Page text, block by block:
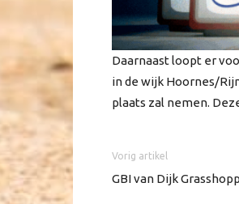
Daarnaast loopt er
in de wijk Hoornes/
plaats zal nemen.
Vorig artikel
GBI van Dijk